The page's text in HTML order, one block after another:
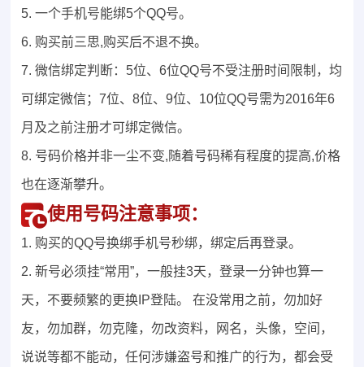
5. 一个手机号能绑5个QQ号。
6. 购买前三思,购买后不退不换。
7. 微信绑定判断：5位、6位QQ号不受注册时间限制，均
可绑定微信；7位、8位、9位、10位QQ号需为2016年6
月及之前注册才可绑定微信。
8. 号码价格并非一尘不变,随着号码稀有程度的提高,价格
也在逐渐攀升。
使用号码注意事项：
1. 购买的QQ号换绑手机号秒绑，绑定后再登录。
2. 新号必须挂“常用”，一般挂3天，登录一分钟也算一
天，不要频繁的更换IP登陆。 在没常用之前，勿加好
友，勿加群，勿克隆，勿改资料，网名，头像，空间，
说说等都不能动，任何涉嫌盗号和推广的行为，都会受